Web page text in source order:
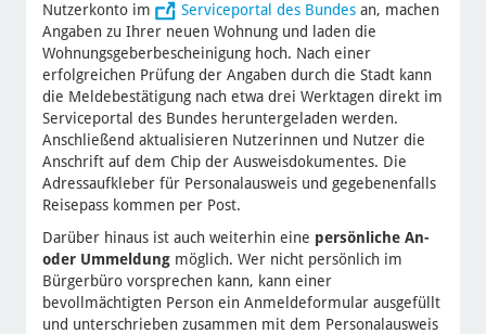
Nutzerkonto im Serviceportal des Bundesan, machen
Angaben zu Ihrer neuen Wohnung und laden die
Wohnungsgeberbescheinigung hoch. Nach einer
erfolgreichen Prüfung der Angaben durch die Stadt kann
die Meldebestätigung nach etwa drei Werktagen direkt im
Serviceportal des Bundes heruntergeladen werden.
Anschließend aktualisieren Nutzerinnen und Nutzer die
Anschrift auf dem Chip der Ausweisdokumentes. Die
Adressaufkleber für Personalausweis und gegebenenfalls
Reisepass kommen per Post.
Darüber hinaus ist auch weiterhin eine persönliche An-
oder Ummeldungmöglich. Wer nicht persönlich im
Bürgerbüro vorsprechen kann, kann einer
bevollmächtigten Person ein Anmeldeformular ausgefüllt
und unterschrieben zusammen mit dem Personalausweis